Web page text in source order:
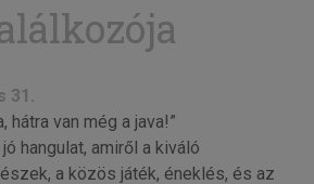
31.
hátra van még a java!”
hangulat, amiről a kiváló
a közös játék, éneklés, és az